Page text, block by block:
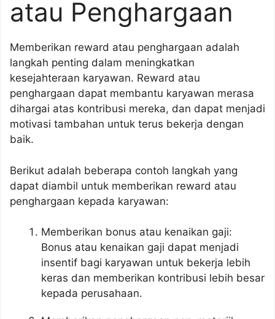
atau Penghargaan
Memberikan reward atau penghargaan adalah
langkah penting dalam meningkatkan
kesejahteraan karyawan. Reward atau
penghargaan dapat membantu karyawan merasa
dihargai atas kontribusi mereka, dan dapat menjadi
motivasi tambahan untuk terus bekerja dengan
baik.
Berikut adalah beberapa contoh langkah yang
dapat diambil untuk memberikan reward atau
penghargaan kepada karyawan:
Memberikan bonus atau kenaikan gaji:
Bonus atau kenaikan gaji dapat menjadi
insentif bagi karyawan untuk bekerja lebih
keras dan memberikan kontribusi lebih besar
kepada perusahaan.